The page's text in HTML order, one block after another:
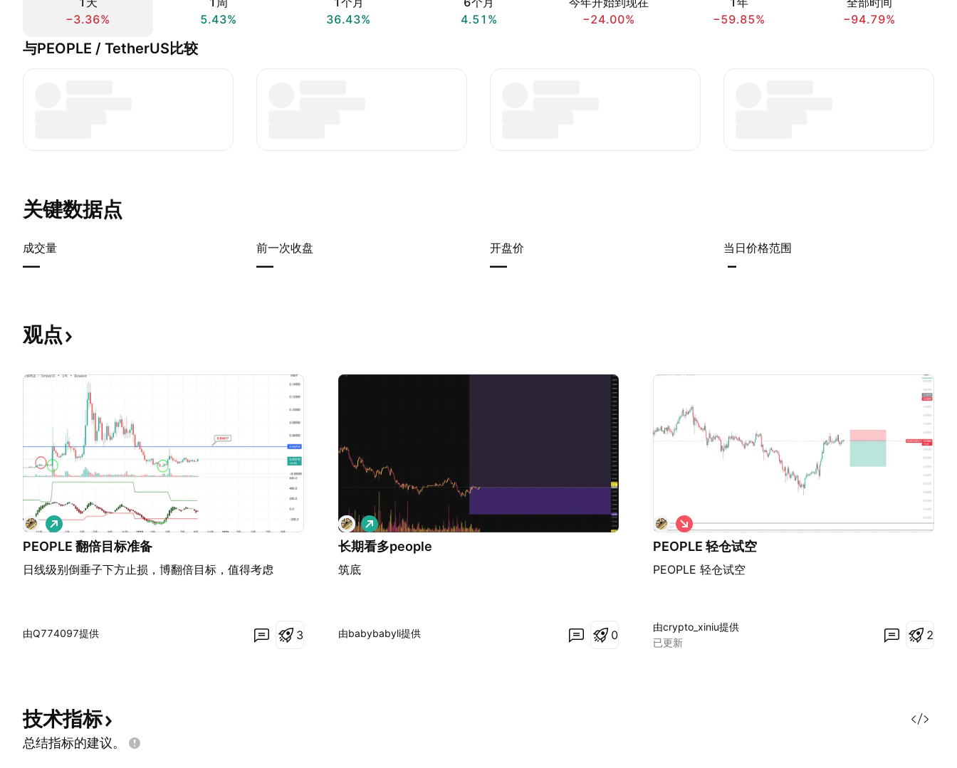
−3.36%
5.43%
36.43%
4.51%
−24.00%
−59.85%
−94.79%
与PEOPLE / TetherUS比较
关键数据点
成交量
—
前一次收盘
—
开盘价
—
当日价格范围
–
观点
PEOPLE 翻倍目标准备
日线级别倒垂子下方止损，博翻倍目标，值得考虑
做
多
由Q774097提供 3
长期看多people
筑底
做
多
由babybabyli提供 0
PEOPLE 轻仓试空
PEOPLE 轻仓试空
做
空
由crypto_xiniu提供
已更新
2
技术指标
总结指标的建议。